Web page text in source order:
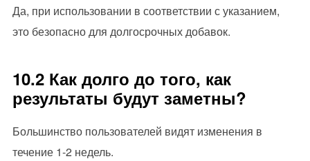
Да, при использовании в соответствии с указанием,
это безопасно для долгосрочных добавок.
10.2 Как долго до того, как
результаты будут заметны?
Большинство пользователей видят изменения в
течение 1-2 недель.